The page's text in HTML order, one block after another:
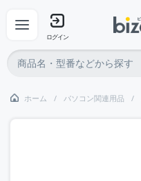
ログイン
ホーム パソコン関連用品